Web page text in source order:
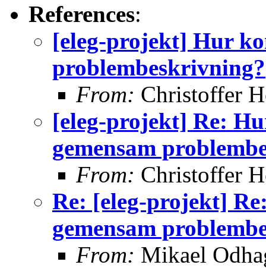
References:
[eleg-projekt] Hur
problembeskrivning?
From: Christoffer
[eleg-projekt] Re:
gemensam
From: Christoffer
Re: [eleg-projekt]
gemensam
From: Mikael